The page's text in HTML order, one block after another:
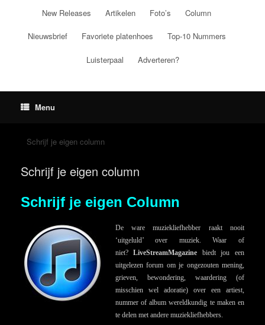
New Releases Artikelen Foto’s Column
Nieuwsbrief Favoriete platenhoes Top-10 Nummers
Luisterpaal Adverteren?
Menu
Schrijf je eigen column
Schrijf je eigen column
Schrijf je eigen Column
De ware muziekliefhebber raakt nooit
‘uitgeluld’ over muziek. Waar of
niet?LiveStreamMagazine biedt jou een
uitgelezen forum om je ongezouten mening,
grieven, bewondering, waardering (of
misschien wel adoratie) over een artiest,
nummer of album wereldkundig te maken en
te delen met andere muziekliefhebbers.